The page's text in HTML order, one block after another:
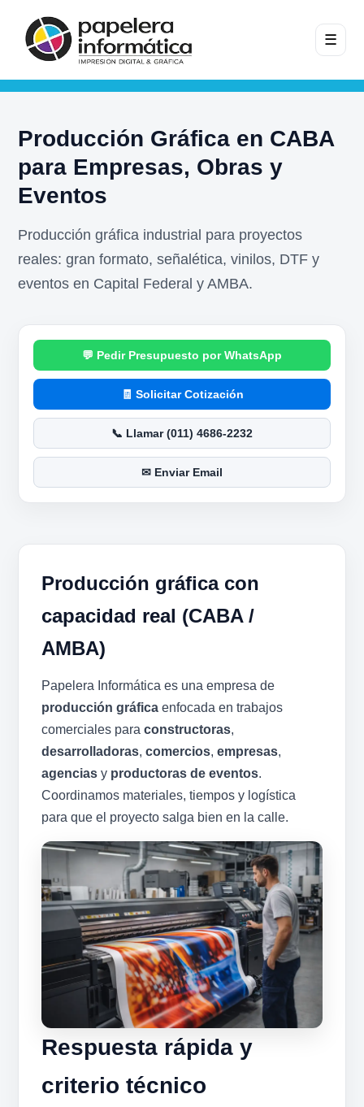
☰
Producción Gráfica en CABA
para Empresas, Obras y
Eventos
Producción gráfica industrial para proyectos
reales: gran formato, señalética, vinilos, DTF y
eventos en Capital Federal y AMBA.
Pedir Presupuesto por WhatsApp
Solicitar Cotización
Llamar (011) 4686-2232
Enviar Email
Producción gráfica con
capacidad real (CABA /
AMBA)
Papelera Informática es una empresa de
producción gráfica enfocada en trabajos
comerciales paraconstructoras,
desarrolladoras,comercios,empresas,
agencias y productoras de eventos.
Coordinamos materiales, tiempos y logística
para que el proyecto salga bien en la calle.
Respuesta rápida y
criterio técnico